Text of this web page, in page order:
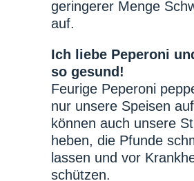
geringerer Menge
auf.
Ich liebe Peperoni
so gesund!
Feurige Peperoni
nur unsere Speisen
können auch unsere
heben, die Pfunde
lassen und vor
schützen.